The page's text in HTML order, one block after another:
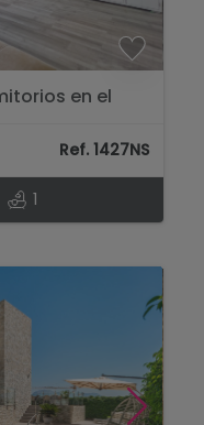
en el
Ref. 1427NS
1